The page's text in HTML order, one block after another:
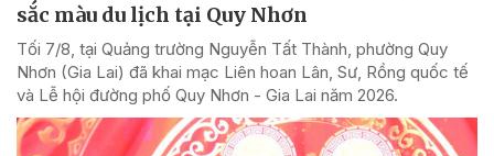
sắc màu du lịch tại Quy Nhơn
Tối 7/8, tại Quảng trường Nguyễn Tất Thành, phường Quy
Nhơn (Gia Lai) đã khai mạc Liên hoan Lân, Sư, Rồng quốc tế
và Lễ hội đường phố Quy Nhơn - Gia Lai năm 2026.